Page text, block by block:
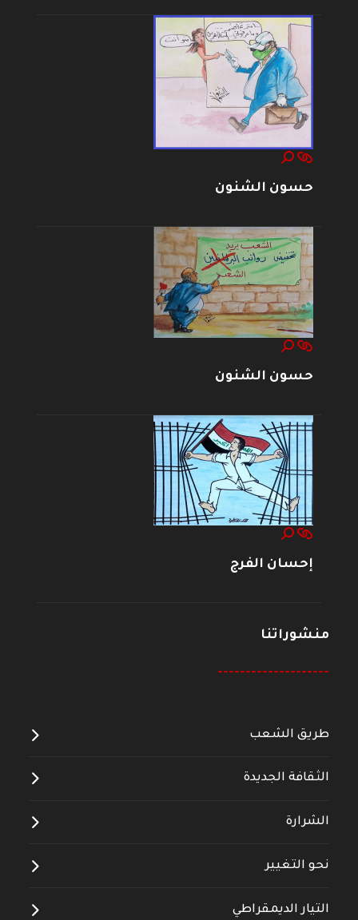
حسون الشنون
حسون الشنون
إحسان الفرج
منشوراتنا
--------------------
طريق الشعب
الثقافة الجديدة
الشرارة
نحو التغيير
التيار الديمقراطي